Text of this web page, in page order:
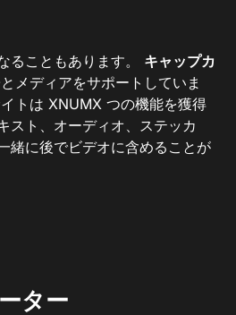
ることもあります。 キャップカ
メディアをサポートしていま
トは XNUMX つの機能を獲得
スト、オーディオ、ステッカ
緒に後でビデオに含めることが
ター